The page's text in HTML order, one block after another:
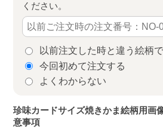
ください。
以前注文した時と違う絵柄
今回初めて注文する
よくわからない
珍味カードサイズ焼きかま絵柄用画
意事項